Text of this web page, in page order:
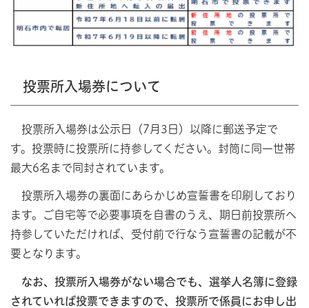
投票所入場券について
投票所入場券は公示日（7月3日）以降に郵送予定で
す。投票時に投票所に持参してください。封筒に同一世帯
最大6名まで同封されています。
投票所入場券の裏面にあらかじめ宣誓書を印刷しており
ます。ご自宅等で必要事項を自書のうえ、期日前投票所へ
持参していただければ、受付前で行なう宣誓書の記載が不
要となります。
なお、投票所入場券がない場合でも、選挙人名簿に登録
されていれば投票できますので、投票所で係員にお申し出